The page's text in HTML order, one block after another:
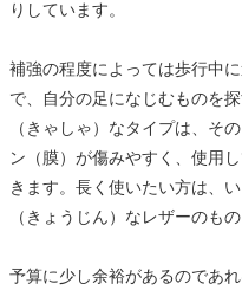
りしています。
補強の程度によっては歩行中
で、自分の足になじむものを
（きゃしゃ）なタイプは、そ
ン（膜）が傷みやすく、使用
きます。長く使いたい方は、
（きょうじん）なレザーのも
予算に少し余裕があるのであ